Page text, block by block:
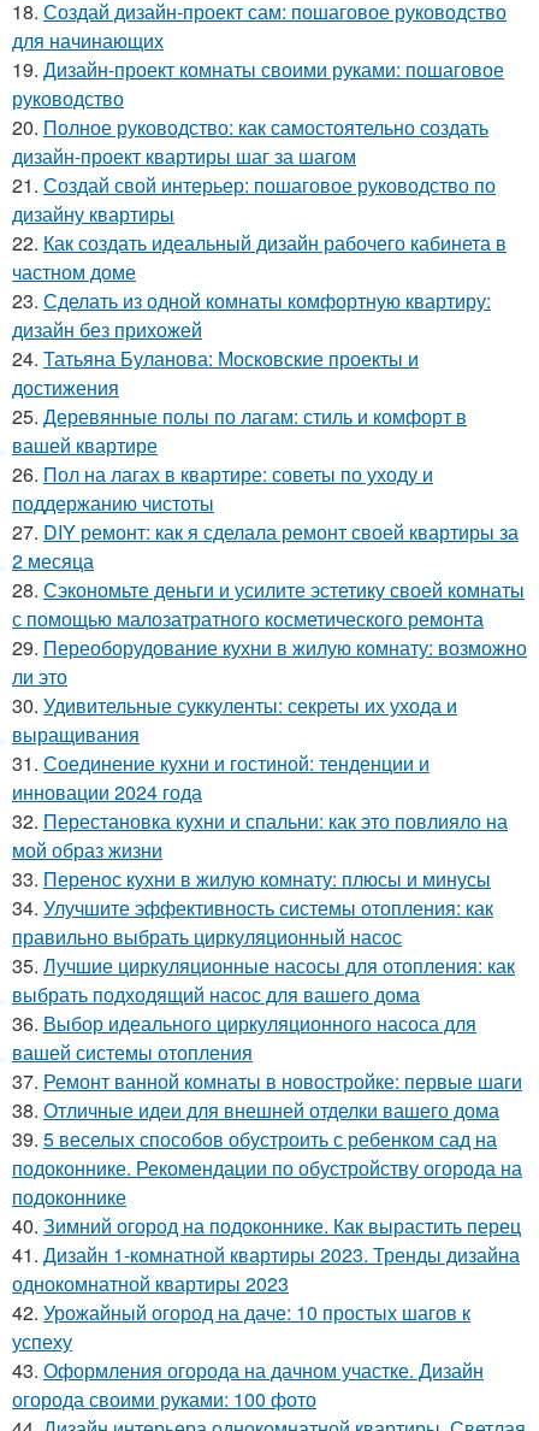
18. Создай дизайн-проект сам: пошаговое руководство
для начинающих
19. Дизайн-проект комнаты своими руками: пошаговое
руководство
20. Полное руководство: как самостоятельно создать
дизайн-проект квартиры шаг за шагом
21. Создай свой интерьер: пошаговое руководство по
дизайну квартиры
22. Как создать идеальный дизайн рабочего кабинета в
частном доме
23. Сделать из одной комнаты комфортную квартиру:
дизайн без прихожей
24. Татьяна Буланова: Московские проекты и
достижения
25. Деревянные полы по лагам: стиль и комфорт в
вашей квартире
26. Пол на лагах в квартире: советы по уходу и
поддержанию чистоты
27. DIY ремонт: как я сделала ремонт своей квартиры за
2 месяца
28. Сэкономьте деньги и усилите эстетику своей комнаты
с помощью малозатратного косметического ремонта
29. Переоборудование кухни в жилую комнату: возможно
ли это
30. Удивительные суккуленты: секреты их ухода и
выращивания
31. Соединение кухни и гостиной: тенденции и
инновации 2024 года
32. Перестановка кухни и спальни: как это повлияло на
мой образ жизни
33. Перенос кухни в жилую комнату: плюсы и минусы
34. Улучшите эффективность системы отопления: как
правильно выбрать циркуляционный насос
35. Лучшие циркуляционные насосы для отопления: как
выбрать подходящий насос для вашего дома
36. Выбор идеального циркуляционного насоса для
вашей системы отопления
37. Ремонт ванной комнаты в новостройке: первые шаги
38. Отличные идеи для внешней отделки вашего дома
39. 5 веселых способов обустроить с ребенком сад на
подоконнике. Рекомендации по обустройству огорода на
подоконнике
40. Зимний огород на подоконнике. Как вырастить перец
41. Дизайн 1-комнатной квартиры 2023. Тренды дизайна
однокомнатной квартиры 2023
42. Урожайный огород на даче: 10 простых шагов к
успеху
43. Оформления огорода на дачном участке. Дизайн
огорода своими руками: 100 фото